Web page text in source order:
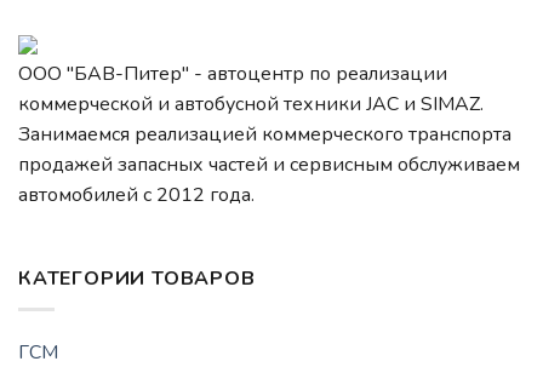
ООО "БАВ-Питер" - автоцентр по реализации
коммерческой и автобусной техники JAC и SIMAZ.
Занимаемся реализацией коммерческого транспорта
продажей запасных частей и сервисным обслуживаем
автомобилей c 2012 года.
КАТЕГОРИИ ТОВАРОВ
ГСМ